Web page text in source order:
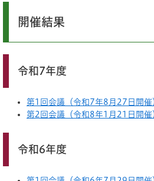
開催結果
令和7年度
第1回会議（令和7年8月27日開催
第2回会議（令和8年1月21日開催
令和6年度